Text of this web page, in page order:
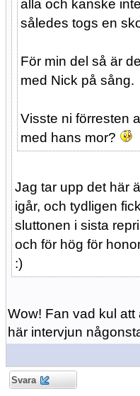
alla och kanske
således togs en
För min del så är
med Nick på sång.
Visste ni förresten
med hans mor?
Jag tar upp det här
igår, och tydligen
sluttonen i sista
och för hög för
:)
Wow! Fan vad kul
här intervjun
Svara